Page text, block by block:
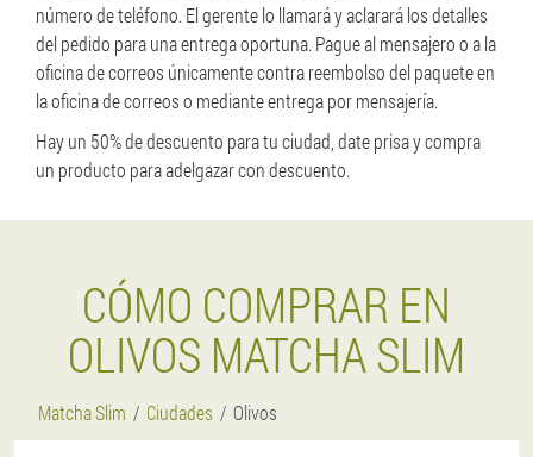
número de teléfono. El gerente lo llamará y aclarará los detalles
del pedido para una entrega oportuna. Pague al mensajero o a la
oficina de correos únicamente contra reembolso del paquete en
la oficina de correos o mediante entrega por mensajería.
Hay un 50% de descuento para tu ciudad, date prisa y compra
un producto para adelgazar con descuento.
CÓMO COMPRAR EN
OLIVOS MATCHA SLIM
Matcha Slim Ciudades Olivos